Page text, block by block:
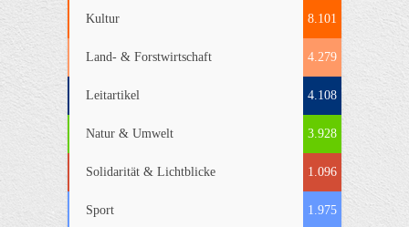
Kultur 8.101
Land- & Forstwirtschaft 4.279
Leitartikel 4.108
Natur & Umwelt 3.928
Solidarität & Lichtblicke 1.096
Sport 1.975